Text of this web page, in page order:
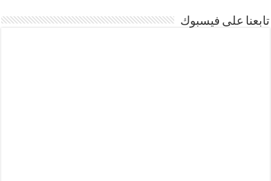
تابعنا على فيسبوك